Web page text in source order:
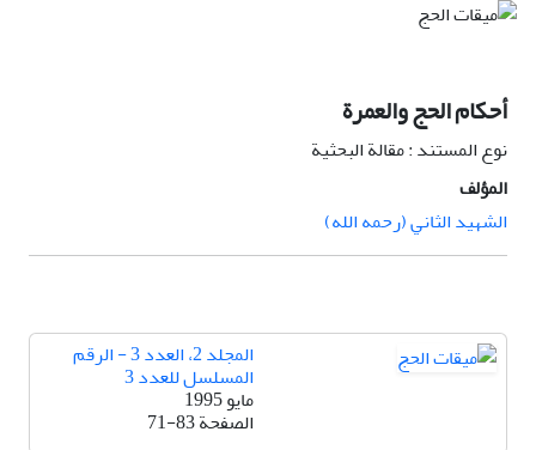
أحکام الحج والعمرة
نوع المستند : مقالة البحثية
المؤلف
الشهيد الثاني (رحمه الله)
المجلد 2، العدد 3 - الرقم
المسلسل للعدد 3
مايو 1995
الصفحة71-83